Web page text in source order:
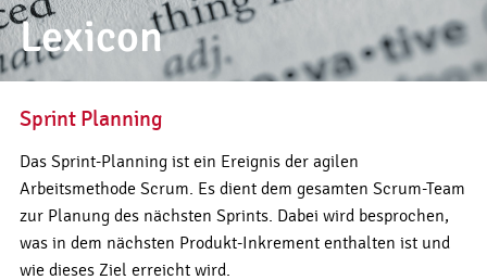
Lexicon
Sprint Planning
Das Sprint-Planning ist ein Ereignis der agilen
Arbeitsmethode Scrum. Es dient dem gesamten Scrum-Team
zur Planung des nächsten Sprints. Dabei wird besprochen,
was in dem nächsten Produkt-Inkrement enthalten ist und
wie dieses Ziel erreicht wird.